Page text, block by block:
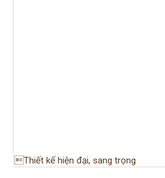
Thiết kế hiện đại, sang trọng